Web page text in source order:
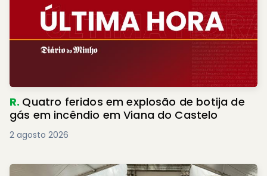
R. Quatro feridos em explosão de botija de
gás em incêndio em Viana do Castelo
2 agosto 2026